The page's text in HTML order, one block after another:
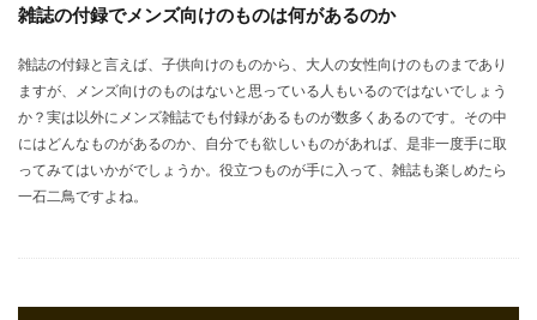
雑誌の付録でメンズ向けのものは何があるのか
雑誌の付録と言えば、子供向けのものから、大人の女性向けのものまであり
ますが、メンズ向けのものはないと思っている人もいるのではないでしょう
か？実は以外にメンズ雑誌でも付録があるものが数多くあるのです。その中
にはどんなものがあるのか、自分でも欲しいものがあれば、是非一度手に取
ってみてはいかがでしょうか。役立つものが手に入って、雑誌も楽しめたら
一石二鳥ですよね。